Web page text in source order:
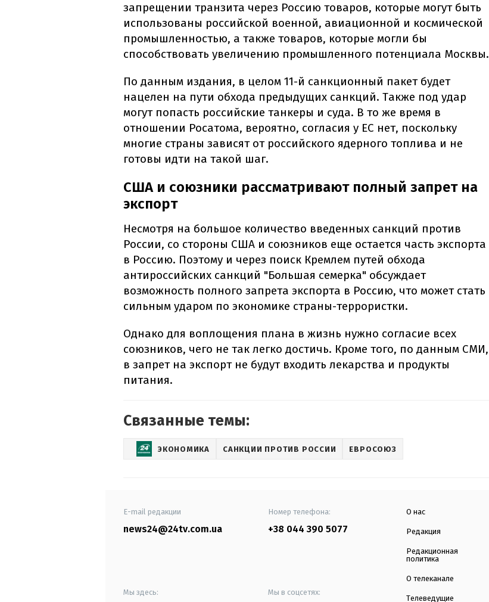
запрещении транзита через Россию товаров, которые могут быть
использованы российской военной, авиационной и космической
промышленностью, а также товаров, которые могли бы
способствовать увеличению промышленного потенциала Москвы.
По данным издания, в целом 11-й санкционный пакет будет
нацелен на пути обхода предыдущих санкций. Также под удар
могут попасть российские танкеры и суда. В то же время в
отношении Росатома, вероятно, согласия у ЕС нет, поскольку
многие страны зависят от российского ядерного топлива и не
готовы идти на такой шаг.
США и союзники рассматривают полный запрет на
экспорт
Несмотря на большое количество введенных санкций против
России, со стороны США и союзников еще остается часть экспорта
в Россию. Поэтому и через поиск Кремлем путей обхода
антироссийских санкций "Большая семерка" обсуждает
возможность полного запрета экспорта в Россию, что может стать
сильным ударом по экономике страны-террористки.
Однако для воплощения плана в жизнь нужно согласие всех
союзников, чего не так легко достичь. Кроме того, по данным СМИ,
в запрет на экспорт не будут входить лекарства и продукты
питания.
Связанные темы:
ЭКОНОМИКА САНКЦИИ ПРОТИВ РОССИИ ЕВРОСОЮЗ
E-mail редакции
news24@24tv.com.ua
Номер телефона:
+38 044 390 5077
Мы здесь: Мы в соцсетях:
О нас
Редакция
Редакционная
политика
О телеканале
Телеведущие